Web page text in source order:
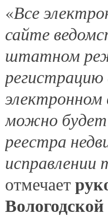
«Все
сайте
штатном
регистрацию
можно будет
реестра
исправлении
отмечает